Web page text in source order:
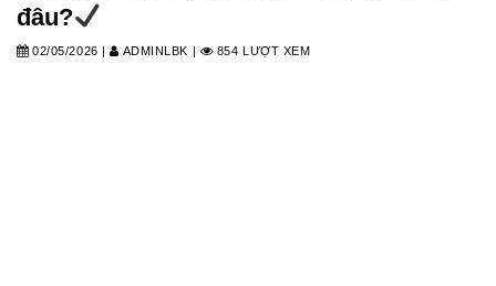
đâu?
02/05/2026 | ADMINLBK | 854 LƯỢT XEM